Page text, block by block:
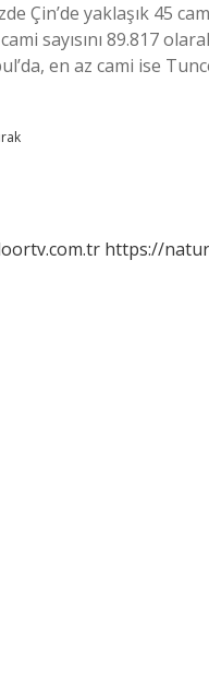
Çin’de yaklaşık 45
sayısını 89.817
en az cami ise
https://